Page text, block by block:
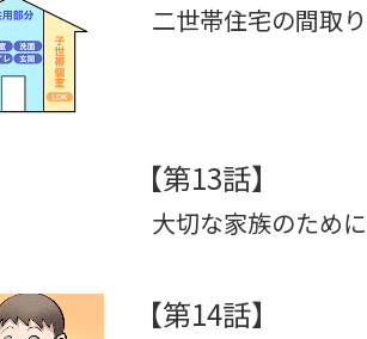
二世帯住宅の間取
【第13話】
大切な家族のため
【第14話】